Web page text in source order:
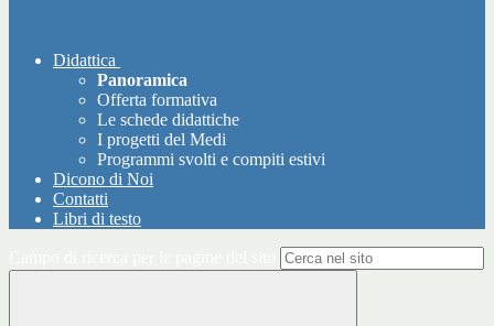
Didattica
Panoramica
Offerta formativa
Le schede didattiche
I progetti del Medi
Programmi svolti e compiti estivi
Dicono di Noi
Contatti
Libri di testo